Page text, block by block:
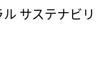
サステナビ